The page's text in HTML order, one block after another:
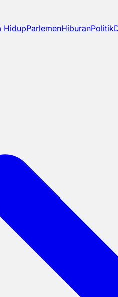
HidupParlemenHiburanPolitik